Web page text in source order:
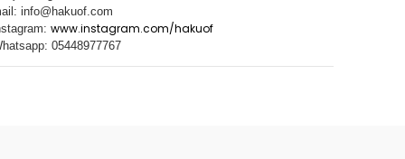
info@hakuof.com
www.instagram.com/hakuof
05448977767